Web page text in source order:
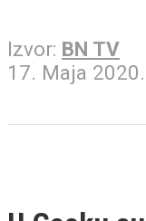
Izvor: BN TV
17. Maja